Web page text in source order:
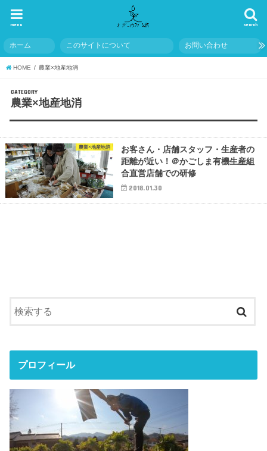
search
menu
ホーム このサイトについて お問い合わせ
HOME 農業×地産地消
CATEGORY
農業×地産地消
農業×地産地消
お客さん・店舗スタッフ・生産者の
距離が近い！＠かごしま有機生産組
合直営店舗での研修
2018.01.30
プロフィール